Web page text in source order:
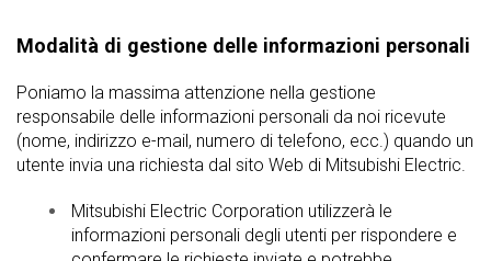
Modalità di gestione delle informazioni personali
Poniamo la massima attenzione nella gestione
responsabile delle informazioni personali da noi ricevute
(nome, indirizzo e-mail, numero di telefono, ecc.) quando un
utente invia una richiesta dal sito Web di Mitsubishi Electric.
Mitsubishi Electric Corporation utilizzerà le
informazioni personali degli utenti per rispondere e